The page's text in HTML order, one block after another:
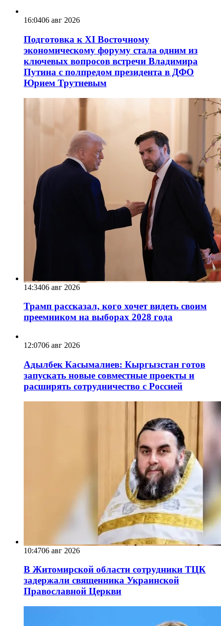
16:0406 авг 2026
Подготовка к XI Восточному
экономическому форуму стала одним из
ключевых вопросов встречи Владимира
Путина с полпредом президента в ДФО
Юрием Трутневым
14:3406 авг 2026
Трамп рассказал, кого хочет видеть своим
преемником на выборах 2028 года
12:0706 авг 2026
Адылбек Касымалиев: Кыргызстан готов
запускать новые совместные проекты и
расширять сотрудничество с Россией
10:4706 авг 2026
В Житомирской области сотрудники ТЦК
задержали священника Украинской
Православной Церкви